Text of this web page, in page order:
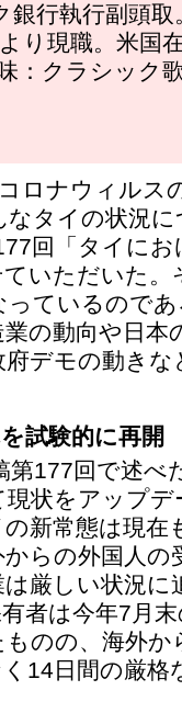
銀行執行副頭
り現職。米国
：クラシック
ロナウィルス
タイの状況
回「タイに
いただいた
ているので
の動向や日本
デモの動き
試験的に再開
第177回で述べ
状をアップ
新常態は現在
らの外国人の
厳しい状況
者は今年7月
のの、海外か
14日間の厳格